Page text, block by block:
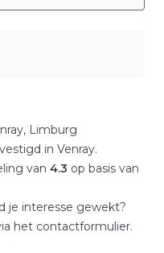
, Limburg
in Venray.
van 4.3 op basis van
je interesse gewekt?
het contactformulier.